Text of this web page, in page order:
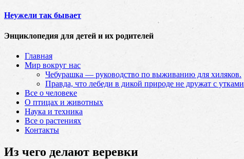
Неужели так бывает
Энциклопедия для детей и их родителей
Главная
Мир вокруг нас
Чебурашка — руководство по выживанию для хиляков.
Правда, что лебеди в дикой природе не дружат с утками
Все о человеке
О птицах и животных
Наука и техника
Все о растениях
Контакты
Из чего делают веревки